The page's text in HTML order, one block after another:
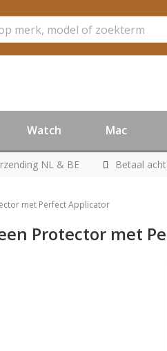
Watch Mac
NL & BE Betaal
met Perfect Applicator
Protector met